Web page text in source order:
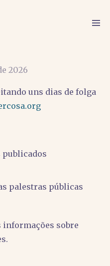
2026
uns dias de folga
publicados
palestras públicas
informações sobre